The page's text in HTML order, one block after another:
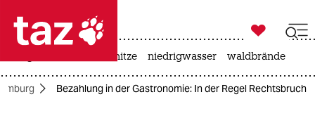
 taz zahl ich
taz zahl ich

taz zahl ich
hitze niedrigwasser waldbrände
Bezahlung in der Gastronomie: In der Regel Rechtsbruch